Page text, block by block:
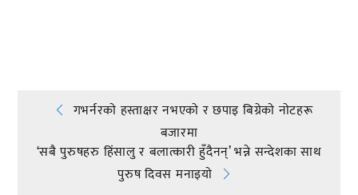
Post
navigation
गभर्नरकाे हस्ताक्षर नभएकाे र छपाइ बिग्रेकाे नाेटहरू
बजारमा
‘सबै पुरुषहरु हिंसालु र बलात्कारी हुँदैनन्’ भन्ने सन्देशका साथ
पुरुष दिवस मनाइयाे